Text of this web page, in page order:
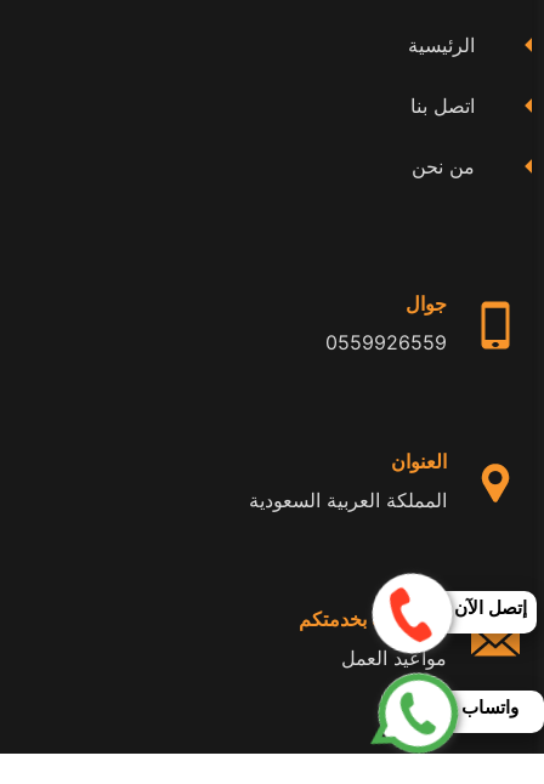
فيسبوك
الرئيسية
اتصل بنا
من نحن
جوال
0559926559
العنوان
المملكة العربية السعودية
24 ساعة بخدمتكم
مواعيد العمل
إتصل الآن
واتساب